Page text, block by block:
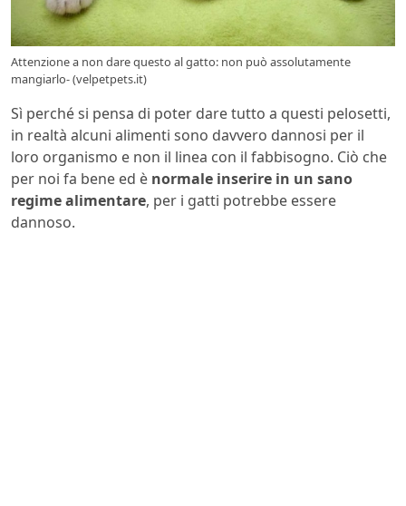
Attenzione a non dare questo al gatto: non può assolutamente
mangiarlo- (velpetpets.it)
Sì perché si pensa di poter dare tutto a questi pelosetti,
in realtà alcuni alimenti sono davvero dannosi per il
loro organismo e non il linea con il fabbisogno. Ciò che
per noi fa bene ed è normale inserire in un sano
regime alimentare, per i gatti potrebbe essere
dannoso.